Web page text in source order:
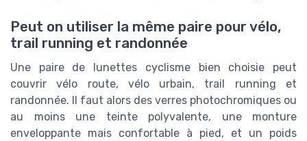
Peut on utiliser la même paire pour vélo,
trail running et randonnée
Une paire de lunettes cyclisme bien choisie peut
couvrir vélo route, vélo urbain, trail running et
randonnée. Il faut alors des verres photochromiques ou
au moins une teinte polyvalente, une monture
enveloppante mais confortable à pied, et un poids